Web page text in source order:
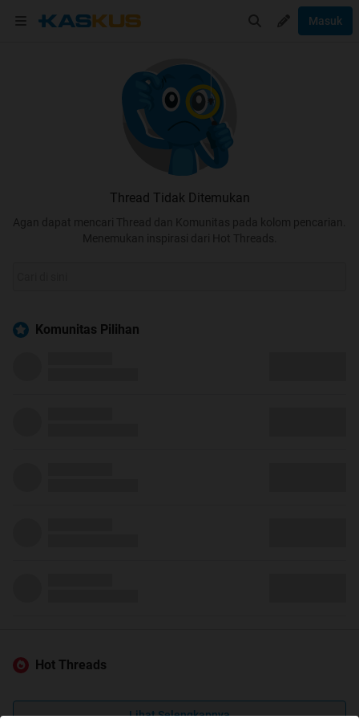
Masuk
Thread Tidak Ditemukan
Agan dapat mencari Thread dan Komunitas pada kolom pencarian.
Menemukan inspirasi dari Hot Threads.
Komunitas Pilihan
Hot Threads
Lihat Selengkapnya